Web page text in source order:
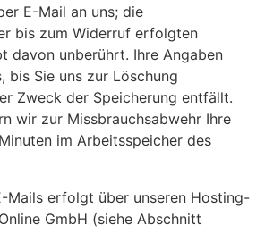
E-Mail an uns; die
bis zum Widerruf erfolgten
davon unberührt. Ihre Angaben
bis Sie uns zur Löschung
Zweck der Speicherung entfällt.
wir zur Missbrauchsabwehr Ihre
im Arbeitsspeicher des
Mails erfolgt über unseren Hosting-
GmbH (siehe Abschnitt